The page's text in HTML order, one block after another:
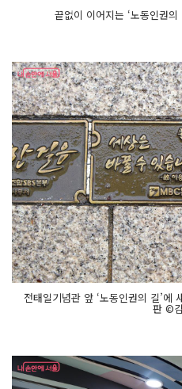
끝없이 이어지는 ‘노동인권
전태일기념관 앞 ‘노동인권의 길’에
판 ©